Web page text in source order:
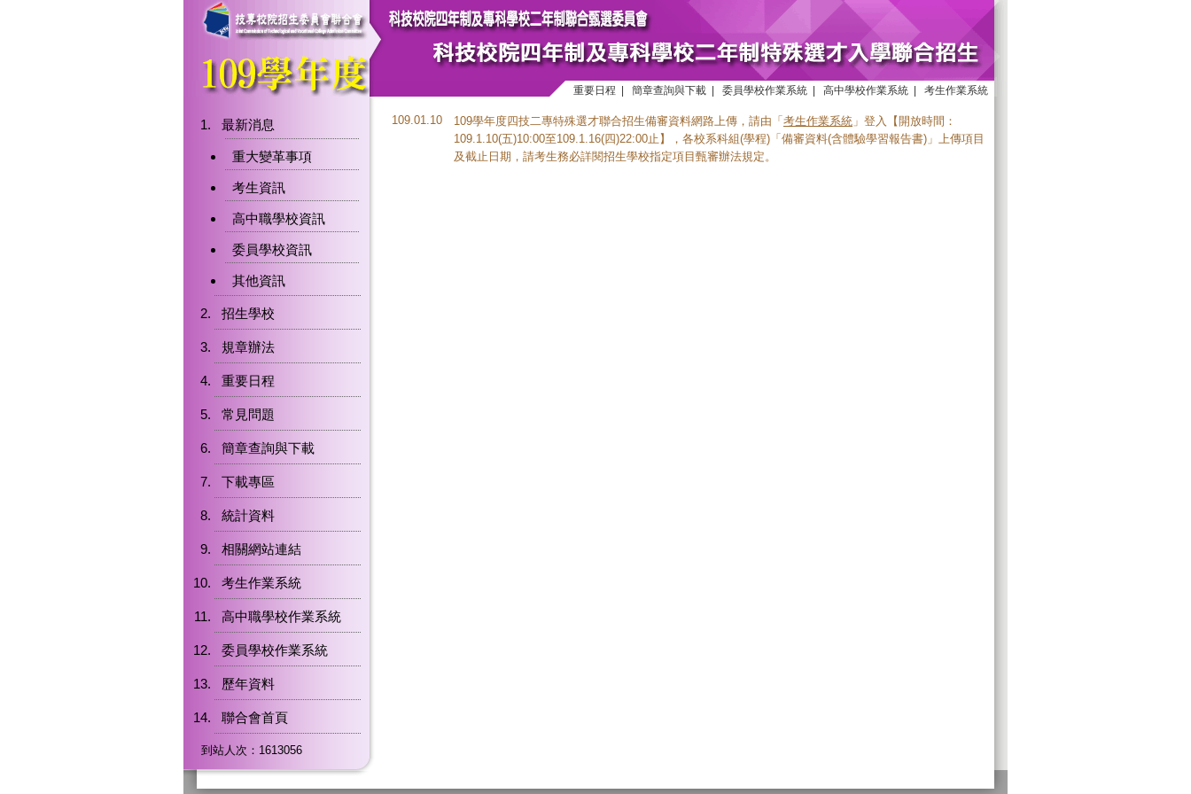
重要日程 簡章查詢與下載 委員學校作業系統 高中學校作業系統 考生作業系統
最新消息
重大變革事項
考生資訊
高中職學校資訊
委員學校資訊
其他資訊
招生學校
規章辦法
重要日程
常見問題
簡章查詢與下載
下載專區
統計資料
相關網站連結
考生作業系統
高中職學校作業系統
委員學校作業系統
歷年資料
聯合會首頁
到站人次：1613056
109.01.10 109學年度四技二專特殊選才聯合招生備審資料網路上傳，請由「 考生作業系統 」登入【開放時間：
109.1.10(五)10:00至109.1.16(四)22:00止】，各校系科組(學程)「備審資料(含體驗學習報告書)」上傳項目
及截止日期，請考生務必詳閱招生學校指定項目甄審辦法規定。